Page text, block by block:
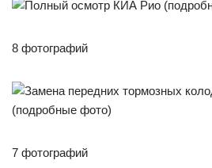
8 фотографий
7 фотографий